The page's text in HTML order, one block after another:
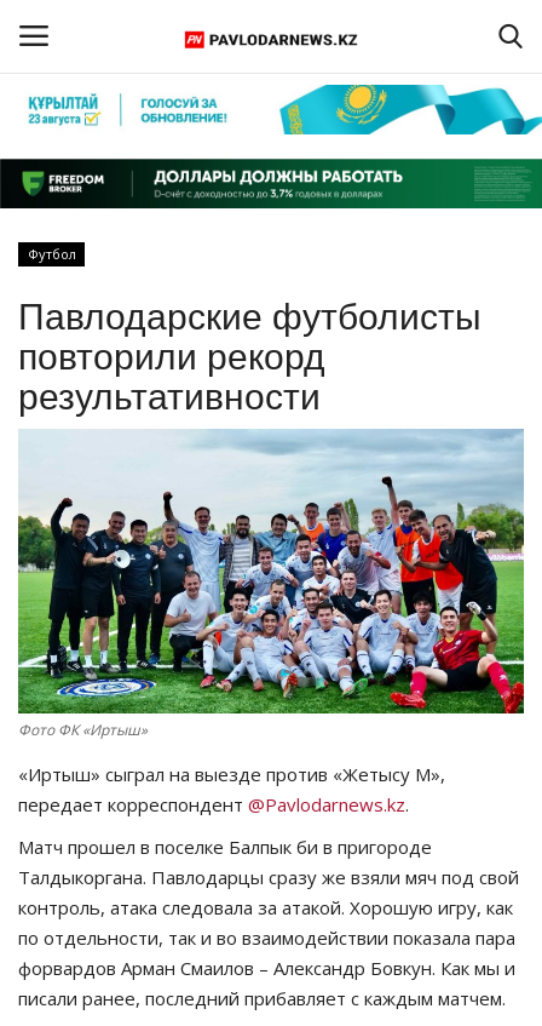
Регистрация
Главная
ПАВЛОДАРСКАЯ ОБЛАСТЬ
КАЗАХСТАН
СПЕЦПРОЕКТЫ
СПОРТ
Чек-лист
РАЗВЛЕЧЕНИЯ
OFFICIAL
Язык
Қазақша Русский
Футбол
Павлодарские футболисты
повторили рекорд
результативности
Фото ФК «Иртыш»
«Иртыш» сыграл на выезде против «Жетысу М»,
передает корреспондент @Pavlodarnews.kz.
Матч прошел в поселке Балпык би в пригороде
Талдыкоргана. Павлодарцы сразу же взяли мяч под свой
контроль, атака следовала за атакой. Хорошую игру, как
по отдельности, так и во взаимодействии показала пара
форвардов Арман Смаилов – Александр Бовкун. Как мы и
писали ранее, последний прибавляет с каждым матчем.